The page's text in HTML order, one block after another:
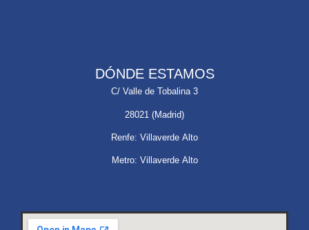
DÓNDE ESTAMOS
C/ Valle de Tobalina 3
28021 (Madrid)
Renfe: Villaverde Alto
Metro: Villaverde Alto